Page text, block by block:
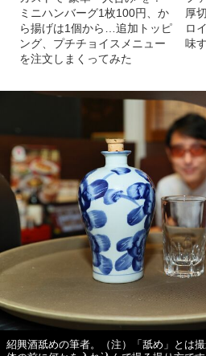
ミニハンバーグ1枚100円、か
ら揚げは1個から…追加トッピ
ング、プチチョイスメニュー
を注文しまくってみた
厚
ロ
味
紹興酒舐めの筆者。（注）「舐め」とは